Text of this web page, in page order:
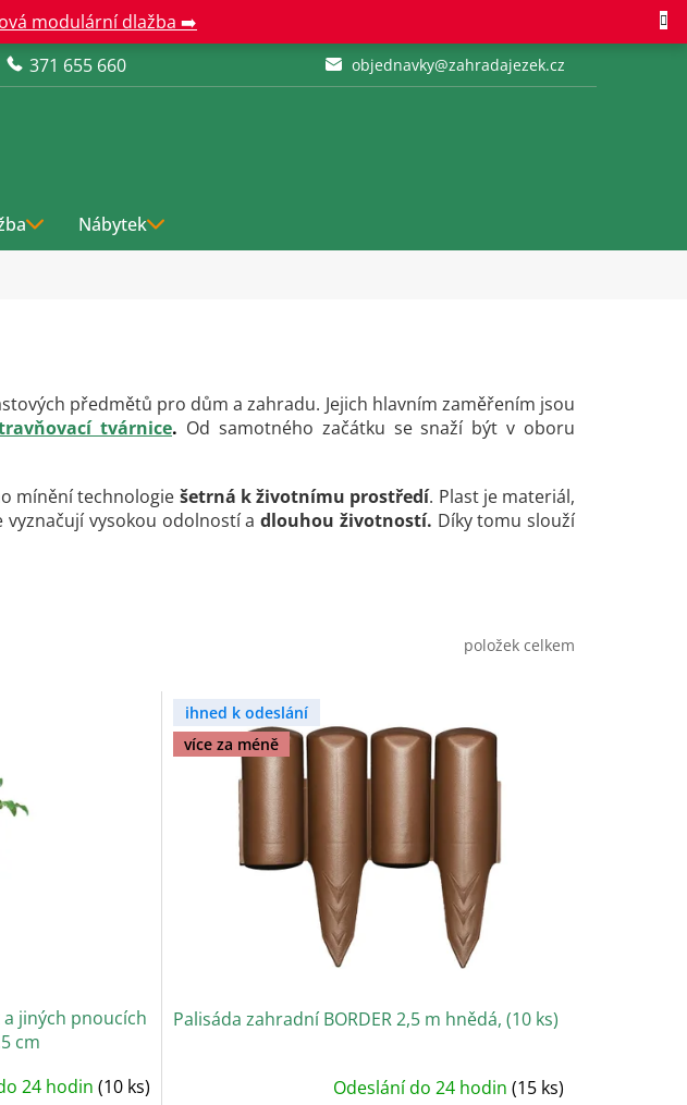
modulární dlažba ➡️
371 655 660
objednavky@zahradajezek.cz
Nábytek
předmětů pro dům a zahradu. Jejich hlavním zaměřením jsou
tvárnice. Od samotného začátku se snaží být v oboru
mínění technologie šetrná k životnímu prostředí. Plast je materiál,
vyznačují vysokou odolností adlouhou životností. Díky tomu slouží
položek celkem
jiných pnoucích
cm
24 hodin (10 ks)
ihned k odeslání
více za méně
Palisáda zahradní BORDER 2,5 m hnědá, (10 ks)
Odeslání do 24 hodin (15 ks)